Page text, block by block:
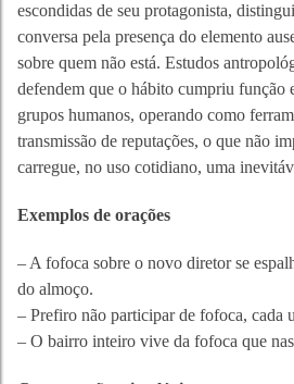
escondidas de seu protagonista,
conversa pela presença do elemento
sobre quem não está. Estudos
defendem que o hábito cumpriu função
grupos humanos, operando como
transmissão de reputações, o que não
carregue, no uso cotidiano, uma
Exemplos de orações
– A fofoca sobre o novo diretor se
do almoço.
– Prefiro não participar de fofoca, cada
– O bairro inteiro vive da fofoca que